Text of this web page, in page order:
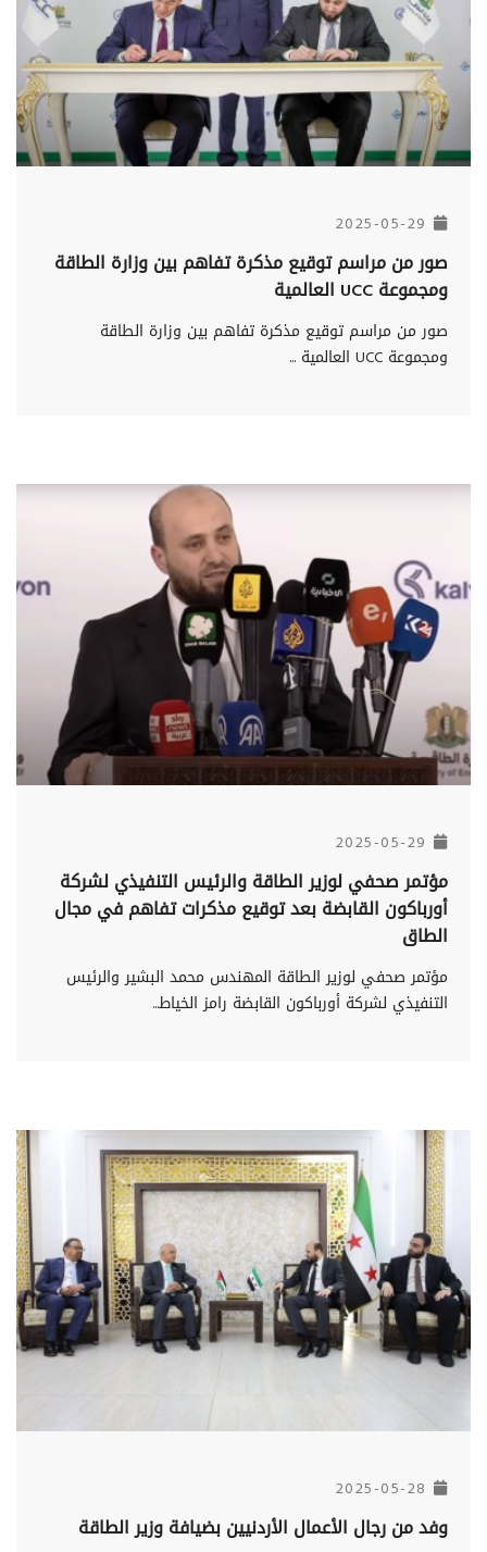
2025-05-29
صور من مراسم توقيع مذكرة تفاهم بين وزارة الطاقة
ومجموعة UCC العالمية
صور من مراسم توقيع مذكرة تفاهم بين وزارة الطاقة
ومجموعة UCC العالمية ...
2025-05-29
مؤتمر صحفي لوزير الطاقة والرئيس التنفيذي لشركة
أورباكون القابضة بعد توقيع مذكرات تفاهم في مجال
الطاق
مؤتمر صحفي لوزير الطاقة المهندس محمد البشير والرئيس
التنفيذي لشركة أورباكون القابضة رامز الخياط...
2025-05-28
وفد من رجال الأعمال الأردنيين بضيافة وزير الطاقة